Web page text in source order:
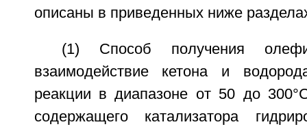
описаны в приведенных ниже
(1) Способ получения
взаимодействие кетона и
реакции в диапазоне от 50 до
содержащего катализатора